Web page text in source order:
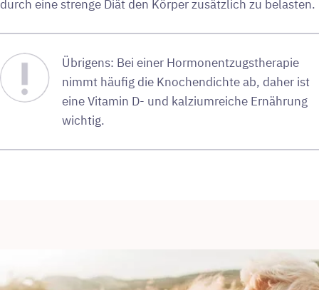
durch eine strenge Diät den Körper zusätzlich zu belasten.
Übrigens: Bei einer Hormonentzugstherapie
nimmt häufig die Knochendichte ab, daher ist
eine Vitamin D- und kalziumreiche Ernährung
wichtig.